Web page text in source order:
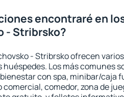
encontraré en
- Stribrsko?
- Stribrsko ofrecen
Los más comunes
con spa, minibar/caja
comedor, zona de